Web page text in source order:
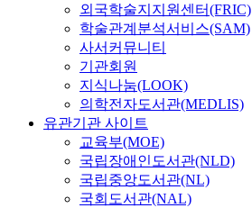
외국학술지지원센터(FRIC)
학술관계분석서비스(SAM)
사서커뮤니티
기관회원
지식나눔(LOOK)
의학전자도서관(MEDLIS)
유관기관 사이트
교육부(MOE)
국립장애인도서관(NLD)
국립중앙도서관(NL)
국회도서관(NAL)